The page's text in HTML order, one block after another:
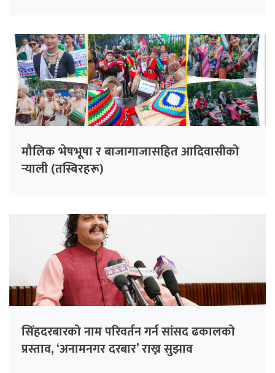
मौलिक भेषभूषा र बाजागाजासहित आदिवासीको
र्‍याली (तस्बिरहरू)
सिंहदरबारको नाम परिवर्तन गर्न सांसद ढकालको
प्रस्ताव, ‘अनामनगर दरबार’ राख्न सुझाव